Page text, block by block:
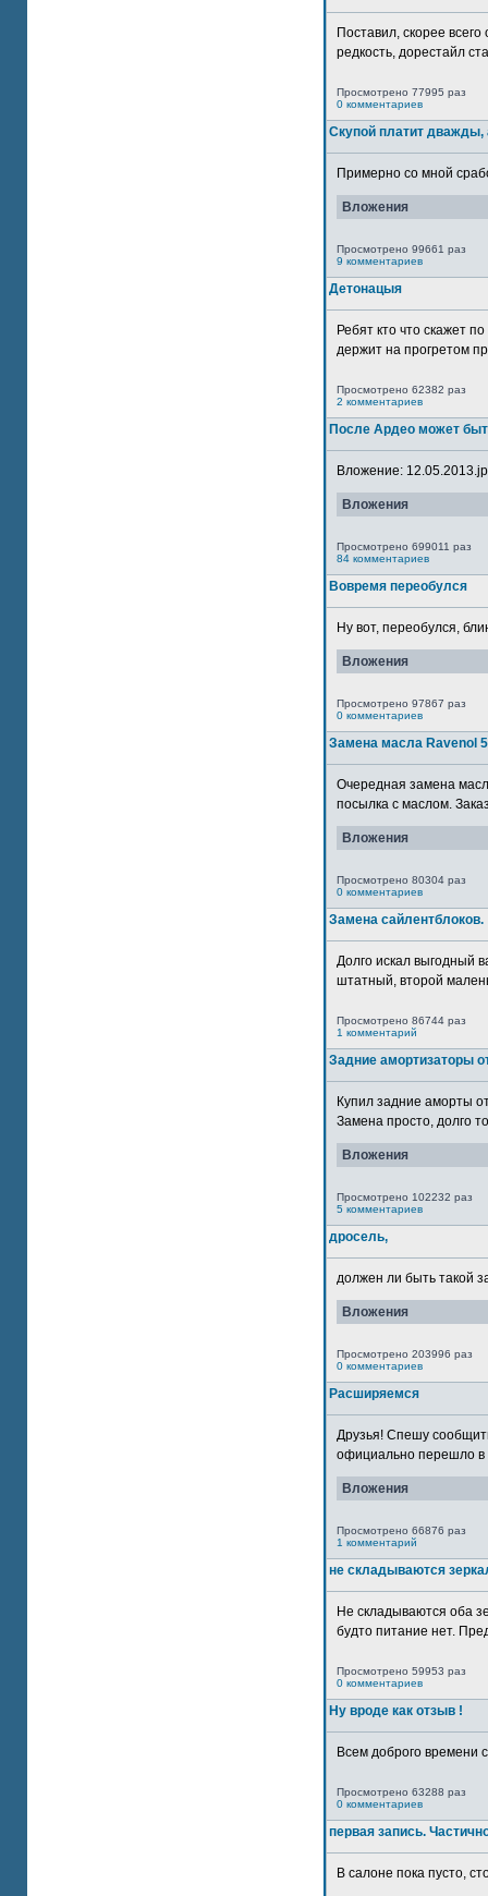
Поставил, скорее
редкость, дорестайл
Просмотрено 77995 раз
0 комментариев
Скупой платит
Примерно со мной
Вложения
Просмотрено 99661 раз
9 комментариев
Детонацыя
Ребят кто что скажет
держит на прогретом
Просмотрено 62382 раз
2 комментариев
После Ардео может
Вложение:
Вложения
Просмотрено 699011 раз
84 комментариев
Вовремя переобулся
Ну вот, переобулся,
Вложения
Просмотрено 97867 раз
0 комментариев
Замена масла Ravenol
Очередная замена
посылка с маслом.
Вложения
Просмотрено 80304 раз
0 комментариев
Замена сайлентблоков.
Долго искал выгодный
штатный, второй
Просмотрено 86744 раз
1 комментарий
Задние амортизаторы
Купил задние аморты
Замена просто, долго
Вложения
Просмотрено 102232 раз
5 комментариев
дросель,
должен ли быть такой
Вложения
Просмотрено 203996 раз
0 комментариев
Расширяемся
Друзья! Спешу
официально перешло в
Вложения
Просмотрено 66876 раз
1 комментарий
не складываются
Не складываются оба
будто питание нет.
Просмотрено 59953 раз
0 комментариев
Ну вроде как отзыв !
Всем доброго времени
Просмотрено 63288 раз
0 комментариев
первая запись.
В салоне пока пусто,